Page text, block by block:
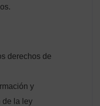
derechos de
y
de la ley